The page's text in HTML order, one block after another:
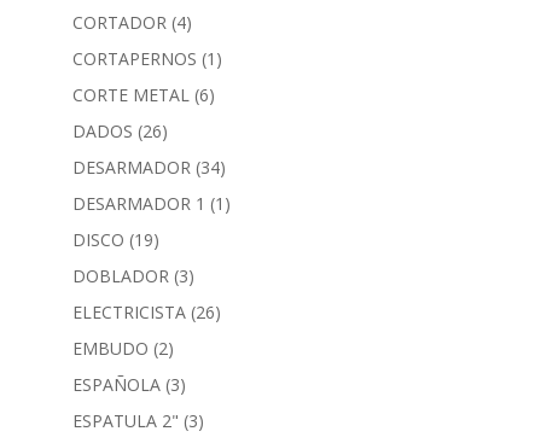
CORTADOR (4)
CORTAPERNOS (1)
CORTE METAL (6)
DADOS (26)
DESARMADOR (34)
DESARMADOR 1 (1)
DISCO (19)
DOBLADOR (3)
ELECTRICISTA (26)
EMBUDO (2)
ESPAÑOLA (3)
ESPATULA 2" (3)